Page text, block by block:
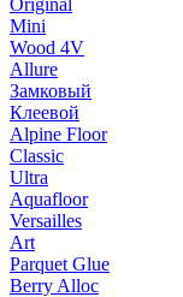
Original
Mini
Wood 4V
Allure
Замковый
Клеевой
Alpine Floor
Classic
Ultra
Aquafloor
Versailles
Art
Parquet Glue
Berry Alloc